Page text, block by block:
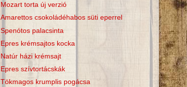
Mozart torta új verzió
Amarettos csokoládéhabos süti eperrel
Spenótos palacsinta
Epres krémsajtos kocka
Natúr házi krémsajt
Epres szívtortácskák
Tökmagos krumplis pogácsa